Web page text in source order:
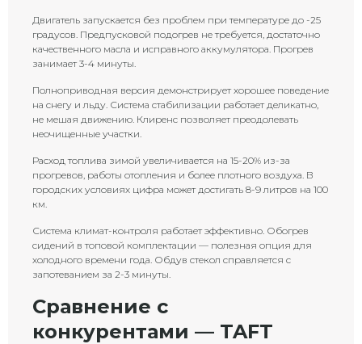
Двигатель запускается без проблем при температуре до -25
градусов. Предпусковой подогрев не требуется, достаточно
качественного масла и исправного аккумулятора. Прогрев
занимает 3-4 минуты.
Полноприводная версия демонстрирует хорошее поведение
на снегу и льду. Система стабилизации работает деликатно,
не мешая движению. Клиренс позволяет преодолевать
неочищенные участки.
Расход топлива зимой увеличивается на 15-20% из-за
прогревов, работы отопления и более плотного воздуха. В
городских условиях цифра может достигать 8-9 литров на 100
км.
Система климат-контроля работает эффективно. Обогрев
сидений в топовой комплектации — полезная опция для
холодного времени года. Обдув стекол справляется с
запотеванием за 2-3 минуты.
Сравнение с
конкурентами — TAFT